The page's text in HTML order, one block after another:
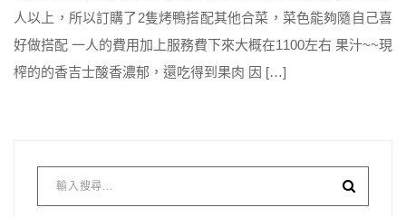
人以上，所以訂購了2隻烤鴨搭配其他合菜，菜色能夠隨自己喜
好做搭配 一人的費用加上服務費下來大概在1100左右 果汁~~現
榨的的香吉士酸香濃郁，還吃得到果肉 因 […]